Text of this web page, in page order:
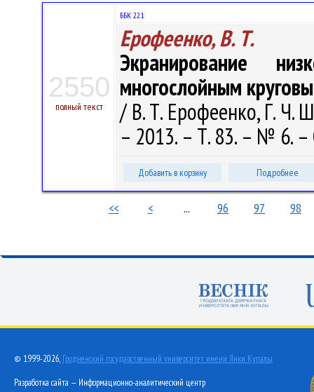
2550
полный текст
ББК 22.1
Ерофеенко, В. Т.
Экранирование
многослойным
/ В. Т. Ерофеенко, Г. Ч.
– 2013. – Т. 83. – № 6. –
Добавить в корзину Подробнее
<< < ... 96 97 98
© 1999-2026, Гродненский государственный университет имени Янки Купалы
Разработка сайта — Информационно-аналитический центр